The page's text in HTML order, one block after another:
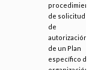
procedimiento
de solicitud y
de
autorización
de un Plan
específico de